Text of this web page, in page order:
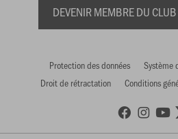
DEVENIR MEMBRE DU
Protection des données
Système
Droit de rétractation
Conditions